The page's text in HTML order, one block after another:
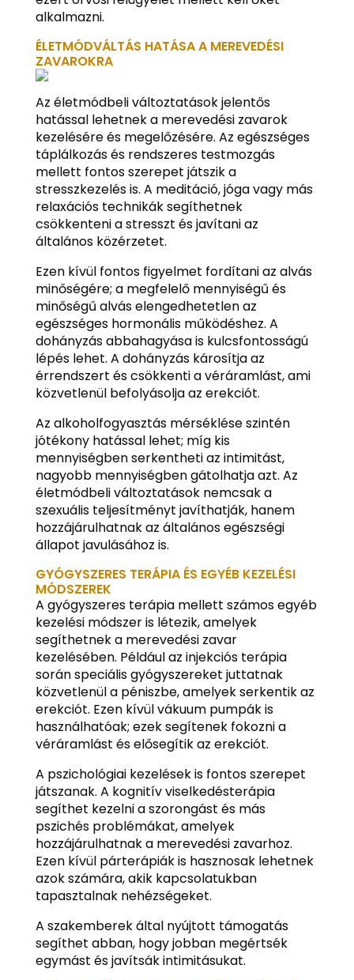
alkalmazni.
ÉLETMÓDVÁLTÁS HATÁSA A MEREVEDÉSI
ZAVAROKRA
Az életmódbeli változtatások jelentős
hatással lehetnek a merevedési zavarok
kezelésére és megelőzésére. Az egészséges
táplálkozás és rendszeres testmozgás
mellett fontos szerepet játszik a
stresszkezelés is. A meditáció, jóga vagy más
relaxációs technikák segíthetnek
csökkenteni a stresszt és javítani az
általános közérzetet.
Ezen kívül fontos figyelmet fordítani az alvás
minőségére; a megfelelő mennyiségű és
minőségű alvás elengedhetetlen az
egészséges hormonális működéshez. A
dohányzás abbahagyása is kulcsfontosságú
lépés lehet. A dohányzás károsítja az
érrendszert és csökkenti a véráramlást, ami
közvetlenül befolyásolja az erekciót.
Az alkoholfogyasztás mérséklése szintén
jótékony hatással lehet; míg kis
mennyiségben serkentheti az intimitást,
nagyobb mennyiségben gátolhatja azt. Az
életmódbeli változtatások nemcsak a
szexuális teljesítményt javíthatják, hanem
hozzájárulhatnak az általános egészségi
állapot javulásához is.
GYÓGYSZERES TERÁPIA ÉS EGYÉB KEZELÉSI
MÓDSZEREK
A gyógyszeres terápia mellett számos egyéb
kezelési módszer is létezik, amelyek
segíthetnek a merevedési zavar
kezelésében. Például az injekciós terápia
során speciális gyógyszereket juttatnak
közvetlenül a péniszbe, amelyek serkentik az
erekciót. Ezen kívül vákuum pumpák is
használhatóak; ezek segítenek fokozni a
véráramlást és elősegítik az erekciót.
A pszichológiai kezelések is fontos szerepet
játszanak. A kognitív viselkedésterápia
segíthet kezelni a szorongást és más
pszichés problémákat, amelyek
hozzájárulhatnak a merevedési zavarhoz.
Ezen kívül párterápiák is hasznosak lehetnek
azok számára, akik kapcsolatukban
tapasztalnak nehézségeket.
A szakemberek által nyújtott támogatás
segíthet abban, hogy jobban megértsék
egymást és javítsák intimitásukat.